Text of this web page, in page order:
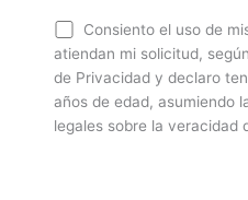
Consiento el uso de
atiendan mi solicitud,
de Privacidad y declaro
años de edad, asumiendo
legales sobre la veracidad